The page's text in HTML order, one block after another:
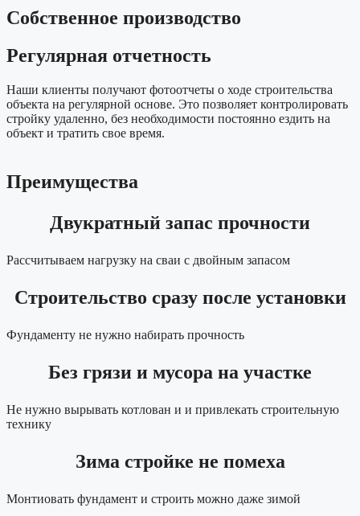
Собственное производство
Регулярная отчетность
Наши клиенты получают фотоотчеты о ходе строительства
объекта на регулярной основе. Это позволяет контролировать
стройку удаленно, без необходимости постоянно ездить на
объект и тратить свое время.
Преимущества
Двукратный запас прочности
Рассчитываем нагрузку на сваи с двойным запасом
Строительство сразу после установки
Фундаменту не нужно набирать прочность
Без грязи и мусора на участке
Не нужно вырывать котлован и и привлекать строительную
технику
Зима стройке не помеха
Монтиовать фундамент и строить можно даже зимой